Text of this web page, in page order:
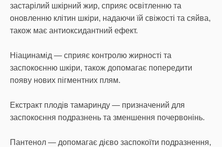
застарілий шкірний жир, сприяє освітленню та
оновленню клітин шкіри, надаючи їй свіжості та сяйва,
також має антиоксидантний ефект.
Ніацинамід — сприяє контролю жирності та
заспокоєнню шкіри, також допомагає попередити
появу нових пігментних плям.
Екстракт плодів тамаринду — призначений для
заспокоєння подразнень та зменшення почервонінь.
Пантенол — допомагає дієво заспокоїти подразнення,